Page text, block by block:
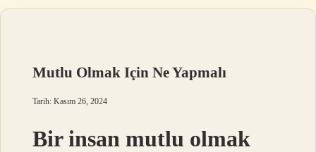
Mutlu Olmak Için Ne Yapmalı
Tarih: Kasım 26, 2024
Bir insan mutlu olmak